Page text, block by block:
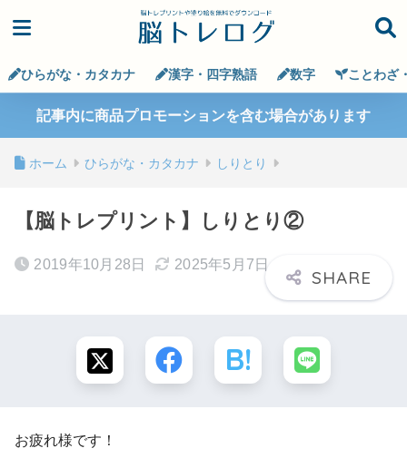
ひらがな・カタカナ 漢字・四字熟語 数字 ことわざ
記事内に商品プロモーションを含む場合があります
ホーム ひらがな・カタカナ しりとり
【脳トレプリント】しりとり②
2019年10月28日 2025年5月7日
お疲れ様です！